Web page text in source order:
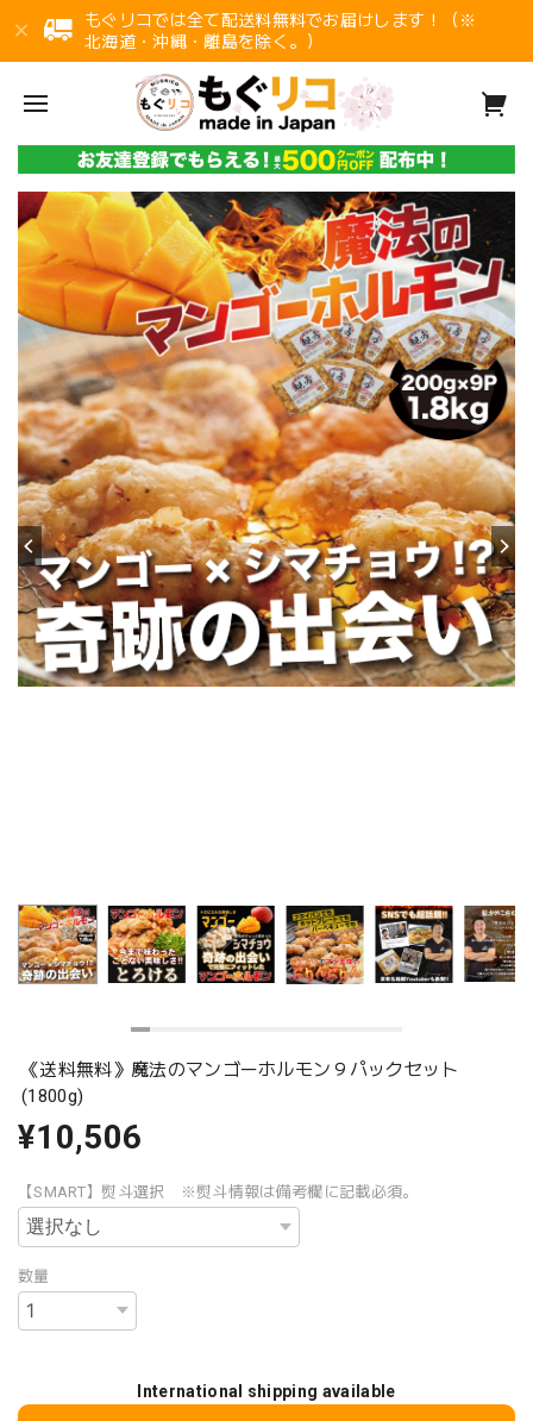
もぐリコでは全て配送料無料でお届けします！（※
北海道・沖縄・離島を除く。）
《送料無料》魔法のマンゴーホルモン９パックセット
(1800g)
¥10,506
【SMART】熨斗選択 ※熨斗情報は備考欄に記載必須。
数量
International shipping available